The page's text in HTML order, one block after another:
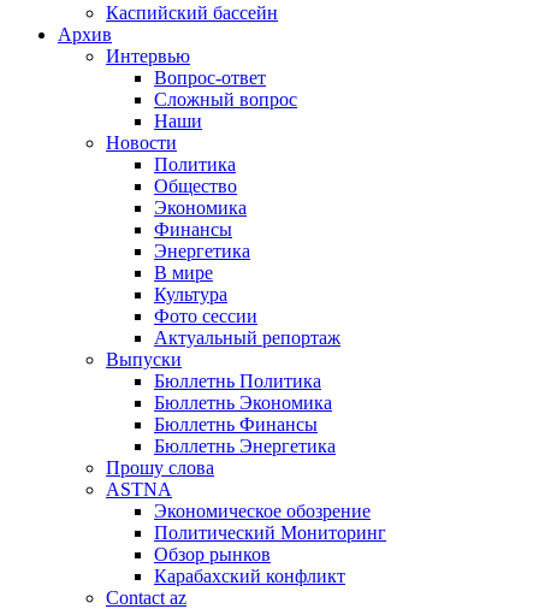
Каспийский бассейн
Архив
Интервью
Вопрос-ответ
Сложный вопрос
Наши
Новости
Политика
Общество
Экономика
Финансы
Энергетика
В мире
Культура
Фото сессии
Актуальный репортаж
Выпуски
Бюллетнь Политика
Бюллетнь Экономика
Бюллетнь Финансы
Бюллетнь Энергетика
Прошу слова
ASTNA
Экономическое обозрение
Политический Мониторинг
Обзор рынков
Карабахский конфликт
Contact az